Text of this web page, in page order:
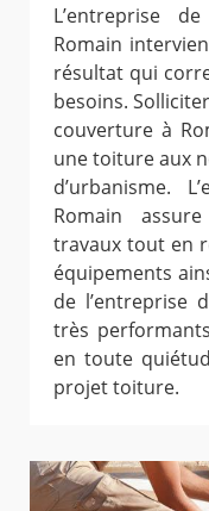
L’entreprise
Romain
résultat qui
besoins.
couverture à
une toiture aux
d’urbanisme.
Romain
travaux tout en
équipements
de l’entreprise
très
en toute
projet toiture.